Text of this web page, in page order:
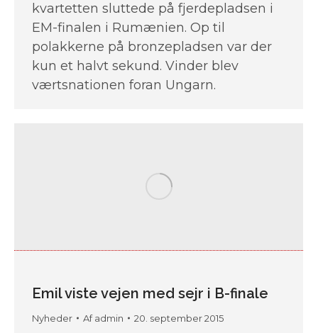
kvartetten sluttede på fjerdepladsen i
EM-finalen i Rumænien. Op til
polakkerne på bronzepladsen var der
kun et halvt sekund. Vinder blev
værtsnationen foran Ungarn.
Emil viste vejen med sejr i B-finale
Nyheder Afadmin 20. september 2015